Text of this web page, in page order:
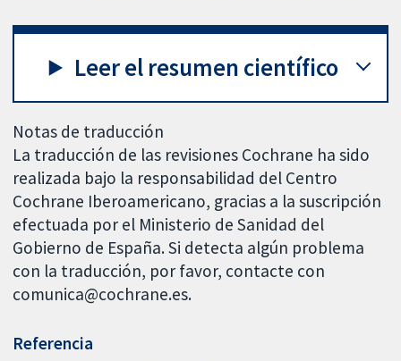
Leer el resumen científico
Notas de traducción
La traducción de las revisiones Cochrane ha sido
realizada bajo la responsabilidad del Centro
Cochrane Iberoamericano, gracias a la suscripción
efectuada por el Ministerio de Sanidad del
Gobierno de España. Si detecta algún problema
con la traducción, por favor, contacte con
comunica@cochrane.es.
Referencia